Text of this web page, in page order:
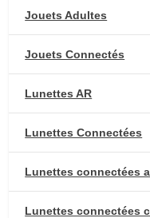
Jouets Adultes
Jouets Connectés
Lunettes AR
Lunettes Connectées
Lunettes connectées
Lunettes connectées